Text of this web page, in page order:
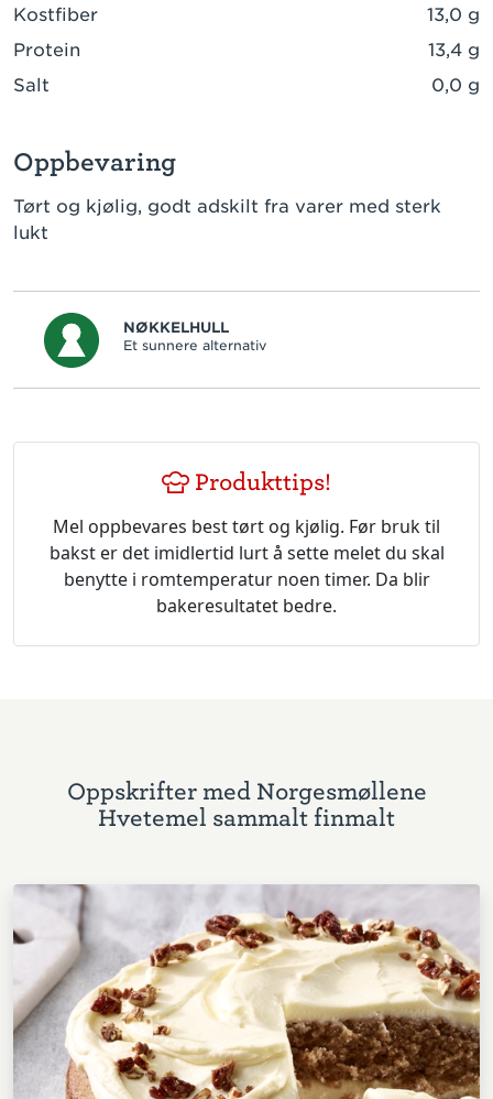
Kostfiber
13,0 g
Protein
13,4 g
Salt
0,0 g
Oppbevaring
Tørt og kjølig, godt adskilt fra varer med sterk
lukt
NØKKELHULL
Et sunnere alternativ
Produkttips!
Mel oppbevares best tørt og kjølig. Før bruk til
bakst er det imidlertid lurt å sette melet du skal
benytte i romtemperatur noen timer. Da blir
bakeresultatet bedre.
Oppskrifter med Norgesmøllene
Hvetemel sammalt finmalt